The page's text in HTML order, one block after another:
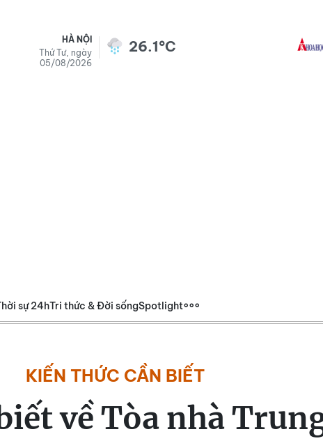
HÀ NỘI
Thứ Tư, ngày
05/08/2026
26.1°C
sự 24hTri thức & Đời sốngSpotlight
KIẾN THỨC CẦN BIẾT
về Tòa nhà